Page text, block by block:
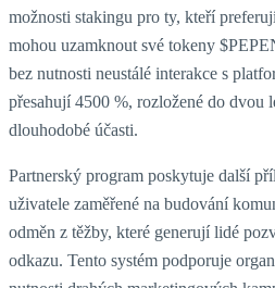
možnosti stakingu pro ty, kteří
mohou uzamknout své tokeny
bez nutnosti neustálé interakce s
přesahují 4500 %, rozložené do dvou
dlouhodobé účasti.
Partnerský program poskytuje další
uživatele zaměřené na budování
odměn z těžby, které generují lidé
odkazu. Tento systém podporuje